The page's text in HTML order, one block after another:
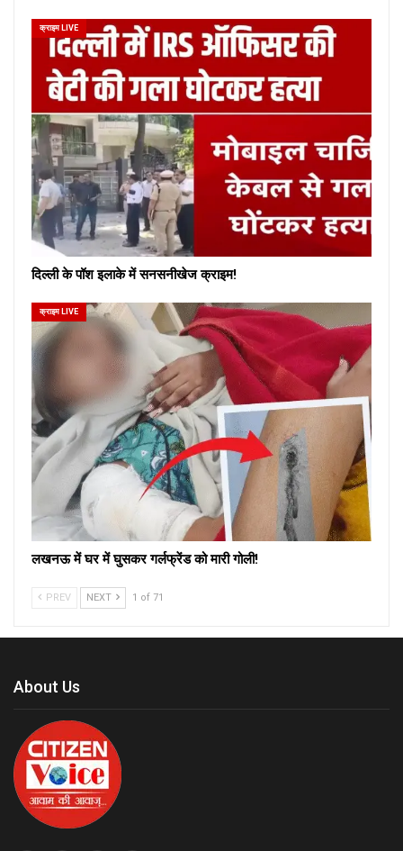
क्राइम LIVE
दिल्ली के पॉश इलाके में सनसनीखेज क्राइम!
क्राइम LIVE
लखनऊ में घर में घुसकर गर्लफ्रेंड को मारी गोली!
PREV NEXT 1 of 71
About Us